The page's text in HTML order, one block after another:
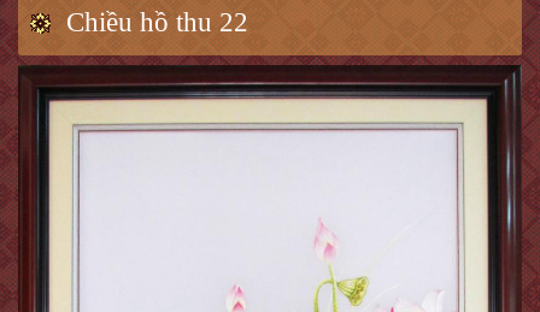
Chiều hồ thu 22